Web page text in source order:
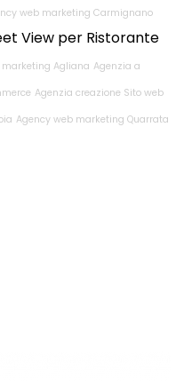
web marketing Carmignano
View per Ristorante
marketing Agliana Agenzia a
Agenzia creazione Sito web
Agency web marketing Quarrata